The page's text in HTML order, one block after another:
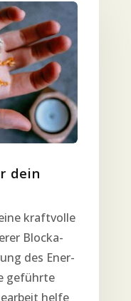
dein
kraft­vol­le
Blo­cka­
des Ener­
geführ­te
hel­fe